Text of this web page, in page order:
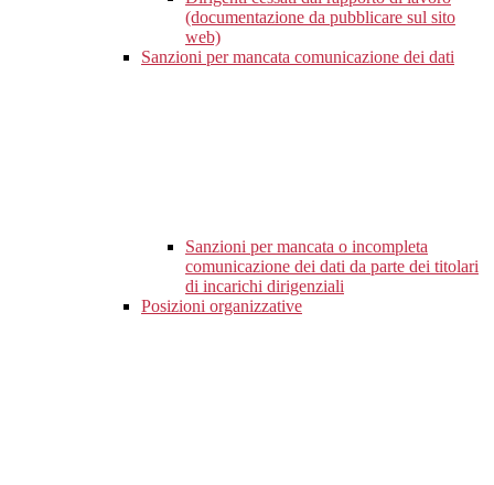
(documentazione da pubblicare sul sito
web)
Sanzioni per mancata comunicazione dei dati
Sanzioni per mancata o incompleta
comunicazione dei dati da parte dei titolari
di incarichi dirigenziali
Posizioni organizzative